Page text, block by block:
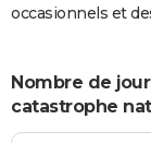
occasionnels et
Nombre de
catastrophe